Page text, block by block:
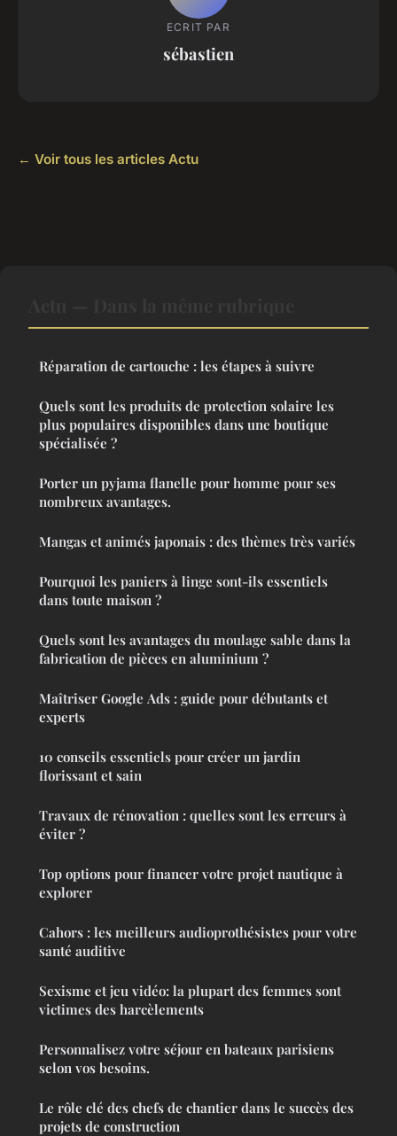
ECRIT PAR
sébastien
← Voir tous les articles Actu
Réparation de cartouche : les étapes à suivre
Quels sont les produits de protection solaire les
plus populaires disponibles dans une boutique
spécialisée ?
Porter un pyjama flanelle pour homme pour ses
nombreux avantages.
Mangas et animés japonais : des thèmes très variés
Pourquoi les paniers à linge sont-ils essentiels
dans toute maison ?
Quels sont les avantages du moulage sable dans la
fabrication de pièces en aluminium ?
Maîtriser Google Ads : guide pour débutants et
experts
10 conseils essentiels pour créer un jardin
florissant et sain
Travaux de rénovation : quelles sont les erreurs à
éviter ?
Top options pour financer votre projet nautique à
explorer
Cahors : les meilleurs audioprothésistes pour votre
santé auditive
Sexisme et jeu vidéo: la plupart des femmes sont
victimes des harcèlements
Personnalisez votre séjour en bateaux parisiens
selon vos besoins.
Le rôle clé des chefs de chantier dans le succès des
projets de construction